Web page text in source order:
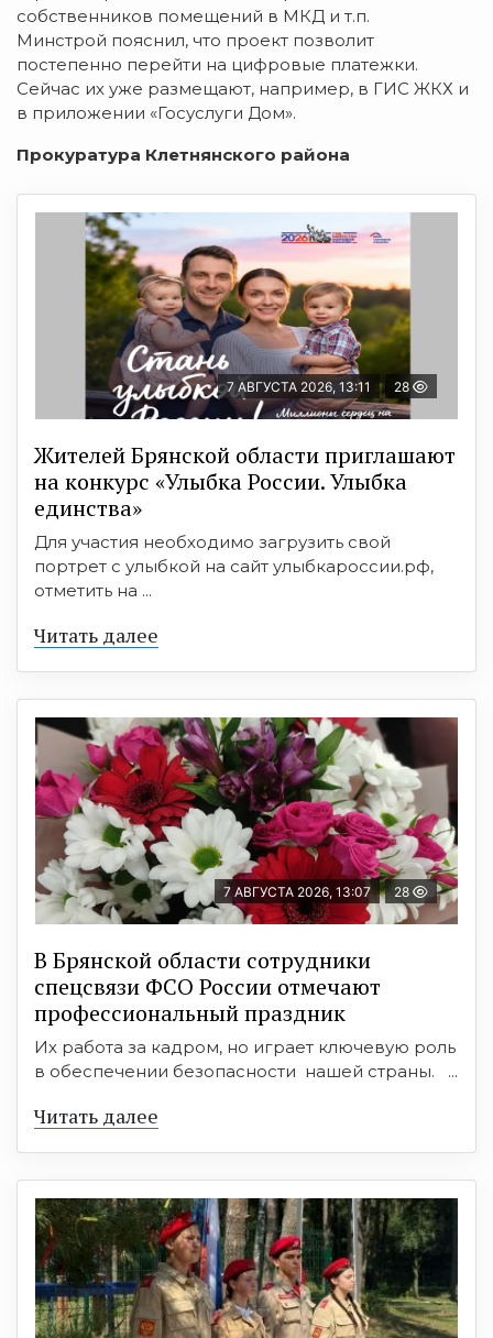
собственников помещений в МКД и т.п.
Минстрой пояснил, что проект позволит
постепенно перейти на цифровые платежки.
Сейчас их уже размещают, например, в ГИС ЖКХ и
в приложении «Госуслуги Дом».
Прокуратура Клетнянского района
7 АВГУСТА 2026, 13:11 28
Жителей Брянской области приглашают
на конкурс «Улыбка России. Улыбка
единства»
Для участия необходимо загрузить свой
портрет с улыбкой на сайт улыбкароссии.рф,
отметить на ...
Читать далее
7 АВГУСТА 2026, 13:07 28
В Брянской области сотрудники
спецсвязи ФСО России отмечают
профессиональный праздник
Их работа за кадром, но играет ключевую роль
в обеспечении безопасности нашей страны. ...
Читать далее